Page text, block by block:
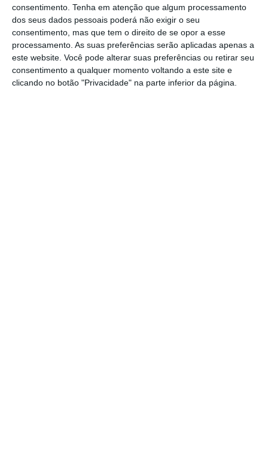
consentimento. Tenha em atenção que algum processamento
dos seus dados pessoais poderá não exigir o seu
consentimento, mas que tem o direito de se opor a esse
processamento. As suas preferências serão aplicadas apenas a
este website. Você pode alterar suas preferências ou retirar seu
consentimento a qualquer momento voltando a este site e
clicando no botão "Privacidade" na parte inferior da página.
Aeroporto Humberto Delgado, em Lisboa.
Se nos céus a sua silhueta é bem visível, o
som dos seus motores também não passa
despercebido.